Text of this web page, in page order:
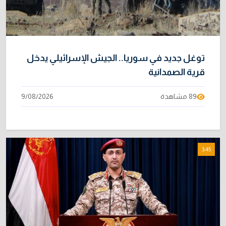
هرمز
2/08/2026
توغل جديد في سوريا.. الجيش الإسرائيلي يدخل
قرية الصمدانية
89 مشاهدة 9/08/2026
3:45